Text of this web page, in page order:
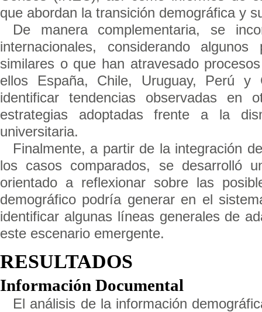
que abordan la transición demográfica y
De manera complementaria, se
internacionales, considerando
similares o que han atravesado
ellos España, Chile, Uruguay, Perú
identificar tendencias observadas en
estrategias adoptadas frente a la
universitaria.
Finalmente, a partir de la integración
los casos comparados, se desarrolló
orientado a reflexionar sobre las
demográfico podría generar en el
identificar algunas líneas generales de
este escenario emergente.
RESULTADOS
Información Documental
El análisis de la información